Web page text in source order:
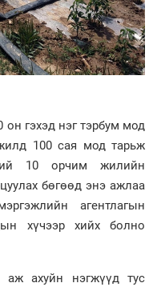
он гэхэд нэг тэрбум мод
100 сая мод тарьж
10 орчим жилийн
бөгөөд энэ ажлаа
агентлагын
хүчээр хийх болно
аж ахуйн нэгжүүд тус